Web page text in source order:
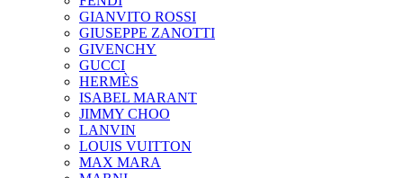
GIANVITO ROSSI
GIUSEPPE ZANOTTI
GIVENCHY
GUCCI
HERMÈS
ISABEL MARANT
JIMMY CHOO
LANVIN
LOUIS VUITTON
MAX MARA